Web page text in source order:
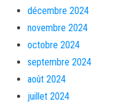
décembre 2024
novembre 2024
octobre 2024
septembre 2024
août 2024
juillet 2024